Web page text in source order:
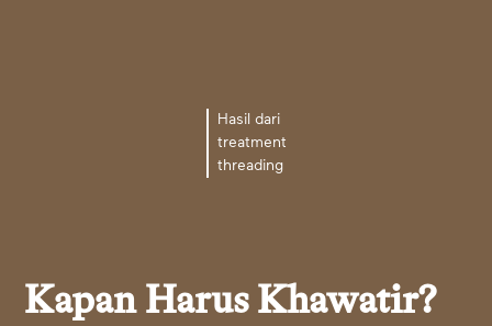
Hasil dari
treatment
threading
Kapan Harus Khawatir?